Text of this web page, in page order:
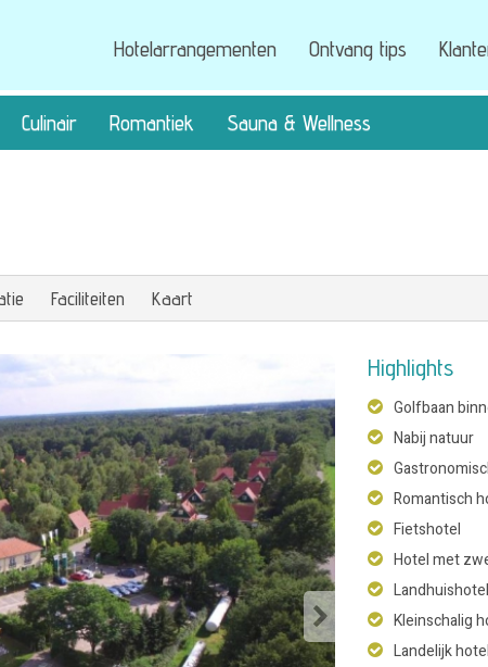
Hotelarrangementen Ontvang tips
Culinair Romantiek Sauna & Wellness
Faciliteiten Kaart
Highlights
Golfbaan
Nabij natuur
Romantisch
Fietshotel
Hotel met
Landhuishotel
Kleinschalig
Landelijk